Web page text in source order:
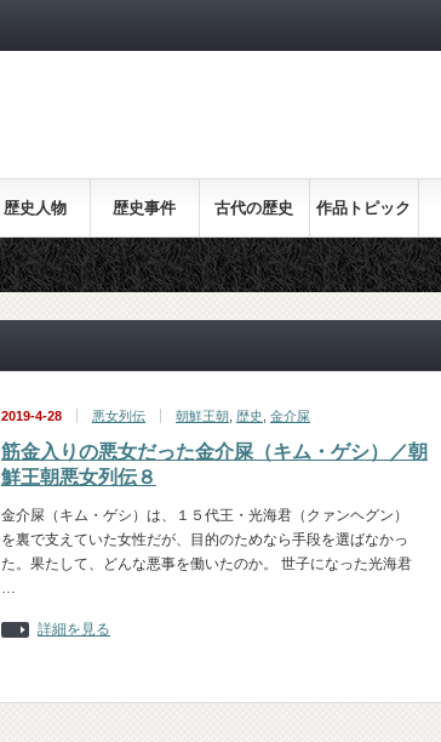
歴史人物 歴史事件 古代の歴史 作品トピック
ス
2019-4-28 悪女列伝 朝鮮王朝 歴史 金介屎
筋金入りの悪女だった金介屎（キム・ゲシ）／朝
鮮王朝悪女列伝８
金介屎（キム・ゲシ）は、１５代王・光海君（クァンヘグン）
を裏で支えていた女性だが、目的のためなら手段を選ばなかっ
た。果たして、どんな悪事を働いたのか。 世子になった光海君
…
詳細を見る